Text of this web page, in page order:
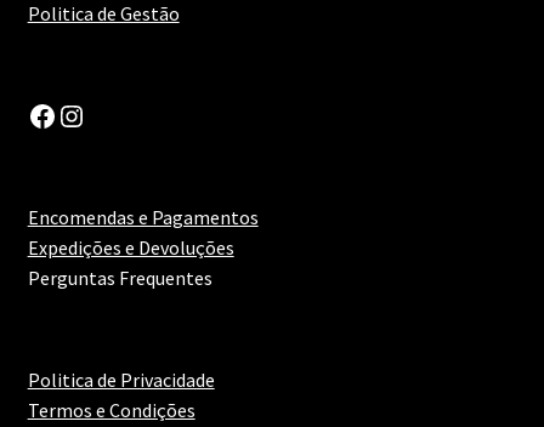
Politica de Gestão
Encomendas e Pagamentos
Expedições e Devoluções
Perguntas Frequentes
Politica de Privacidade
Termos e Condições